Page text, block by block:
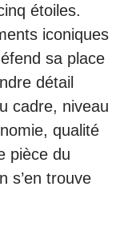
étoiles.
iconiques
sa place
détail
cadre, niveau
qualité
pièce du
s’en trouve